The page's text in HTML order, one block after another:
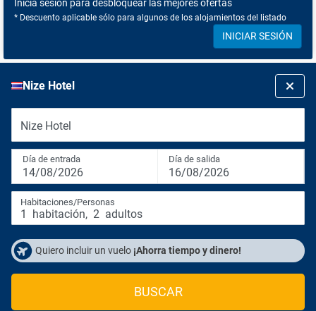
Inicia sesión para desbloquear las mejores ofertas
* Descuento aplicable sólo para algunos de los alojamientos del listado
INICIAR SESIÓN
Nize Hotel
Nize Hotel
Día de entrada
14/08/2026
Día de salida
16/08/2026
Habitaciones/Personas
1 habitación, 2 adultos
Quiero incluir un vuelo ¡Ahorra tiempo y dinero!
BUSCAR